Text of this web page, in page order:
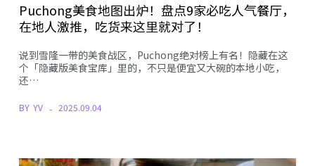
Puchong美食地图出炉！盘点9家必吃人气餐厅，
在地人激推，吃货来这里就对了！
说到雪隆一带的美食战区，Puchong绝对榜上有名！隐藏在这
个「隐藏版美食宝库」里的，不只是便宜又大碗的本地小吃，
还…
BY YV 2025.09.04